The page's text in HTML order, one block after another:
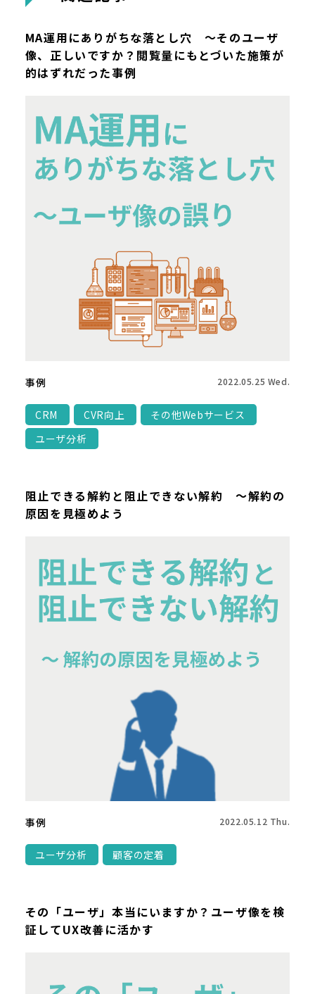
MA運用にありがちな落とし穴 ～そのユーザ
像、正しいですか？閲覧量にもとづいた施策が
的はずれだった事例
事例 2022.05.25 Wed.
CRM CVR向上
その他Webサービス
ユーザ分析
阻止できる解約と阻止できない解約 ～解約の
原因を見極めよう
事例 2022.05.12 Thu.
ユーザ分析 顧客の定着
その「ユーザ」本当にいますか？ユーザ像を検
証してUX改善に活かす